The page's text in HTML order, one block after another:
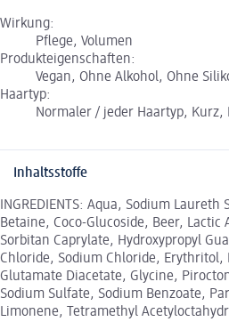
Wirkung:
Pflege, Volumen
Produkteigenschaften:
Vegan, Ohne Alkohol, Ohne
Haartyp:
Normaler / jeder Haartyp, Kurz,
Inhaltsstoffe
INGREDIENTS: Aqua, Sodium
Betaine, Coco-Glucoside, Beer, Lactic
Sorbitan Caprylate, Hydroxypropyl
Chloride, Sodium Chloride, Erythritol,
Glutamate Diacetate, Glycine,
Sodium Sulfate, Sodium Benzoate,
Limonene, Tetramethyl